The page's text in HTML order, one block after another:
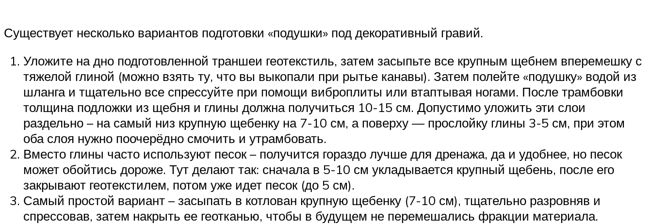
Существует несколько вариантов подготовки «подушки» под декоративный гравий.
Уложите на дно подготовленной траншеи геотекстиль, затем засыпьте все крупным щебнем вперемешку с
тяжелой глиной (можно взять ту, что вы выкопали при рытье канавы). Затем полейте «подушку» водой из
шланга и тщательно все спрессуйте при помощи виброплиты или втаптывая ногами. После трамбовки
толщина подложки из щебня и глины должна получиться 10-15 см. Допустимо уложить эти слои
раздельно – на самый низ крупную щебенку на 7-10 см, а поверху — прослойку глины 3-5 см, при этом
оба слоя нужно поочерёдно смочить и утрамбовать.
Вместо глины часто используют песок – получится гораздо лучше для дренажа, да и удобнее, но песок
может обойтись дороже. Тут делают так: сначала в 5-10 см укладывается крупный щебень, после его
закрывают геотекстилем, потом уже идет песок (до 5 см).
Самый простой вариант – засыпать в котлован крупную щебенку (7-10 см), тщательно разровняв и
спрессовав, затем накрыть ее геотканью, чтобы в будущем не перемешались фракции материала.